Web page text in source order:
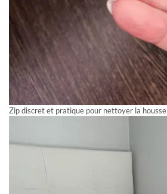
Zip discret et pratique pour nettoyer la housse